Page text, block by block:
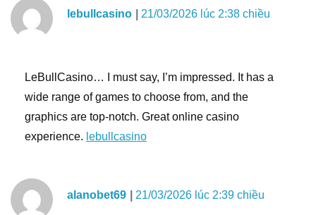
lebullcasino 21/03/2026 lúc 2:38 chiều
LeBullCasino… I must say, I’m impressed. It has a
wide range of games to choose from, and the
graphics are top-notch. Great online casino
experience. lebullcasino
alanobet69 21/03/2026 lúc 2:39 chiều